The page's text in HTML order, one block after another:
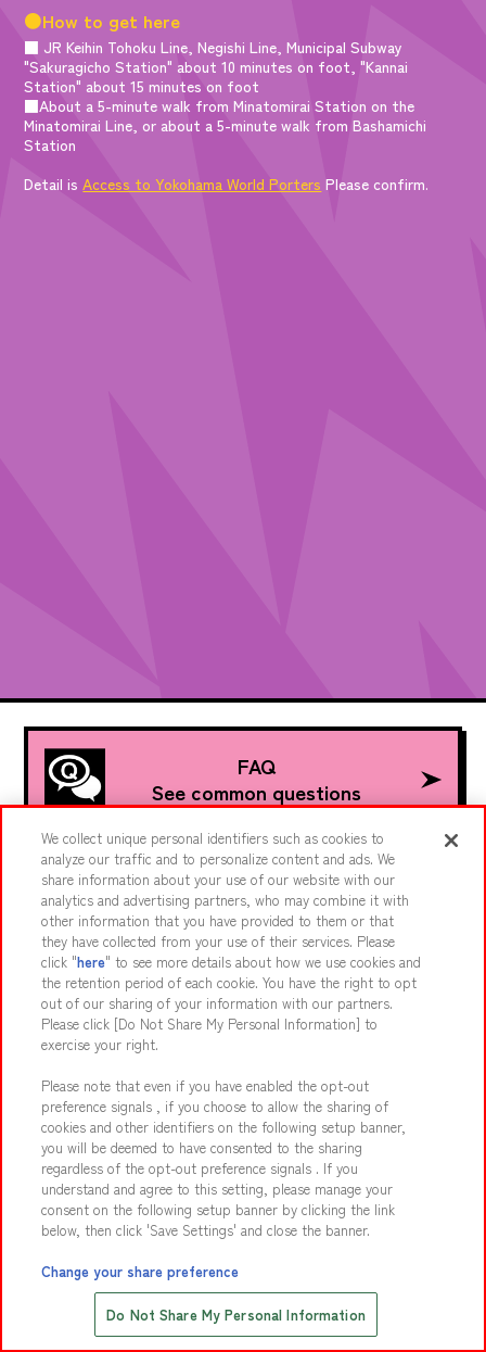
●How to get here
■ JR Keihin Tohoku Line, Negishi Line, Municipal Subway
"Sakuragicho Station" about 10 minutes on foot, "Kannai
Station" about 15 minutes on foot
■About a 5-minute walk from Minatomirai Station on the
Minatomirai Line, or about a 5-minute walk from Bashamichi
Station
Detail isAccess to Yokohama World Porters Please confirm.
FAQ
See common questions
Join Our Team
Click here for details
Media Inquiries
Interview/filming info
Partnership Inquiry
Facility production info
Save with Online Tickets
We collect unique personal identifiers such as cookies to
analyze our traffic and to personalize content and ads. We
share information about your use of our website with our
analytics and advertising partners, who may combine it with
other information that you have provided to them or that
they have collected from your use of their services. Please
click "here" to see more details about how we use cookies and
the retention period of each cookie. You have the right to opt
out of our sharing of your information with our partners.
Please click [Do Not Share My Personal Information] to
exercise your right.
Please note that even if you have enabled the opt-out
preference signals , if you choose to allow the sharing of
cookies and other identifiers on the following setup banner,
you will be deemed to have consented to the sharing
regardless of the opt-out preference signals . If you
understand and agree to this setting, please manage your
consent on the following setup banner by clicking the link
below, then click 'Save Settings' and close the banner.
Change your share preference
Do Not Share My Personal Information